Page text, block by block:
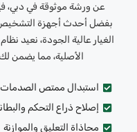
عن ورشة موثوقة في دبي،
بفضل أحدث أجهزة التشخيص،
الغيار عالية الجودة، نعيد
الأصلية، مما يضمن
استبدال ممتص الصدمات
إصلاح ذراع التحكم
محاذاة التعليق والموازنة